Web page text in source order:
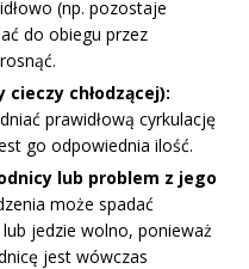
(np. pozostaje
do obiegu przez
chłodzącej):
prawidłową cyrkulację
go odpowiednia ilość.
lub problem z jego
może spadać
jedzie wolno, ponieważ
jest wówczas